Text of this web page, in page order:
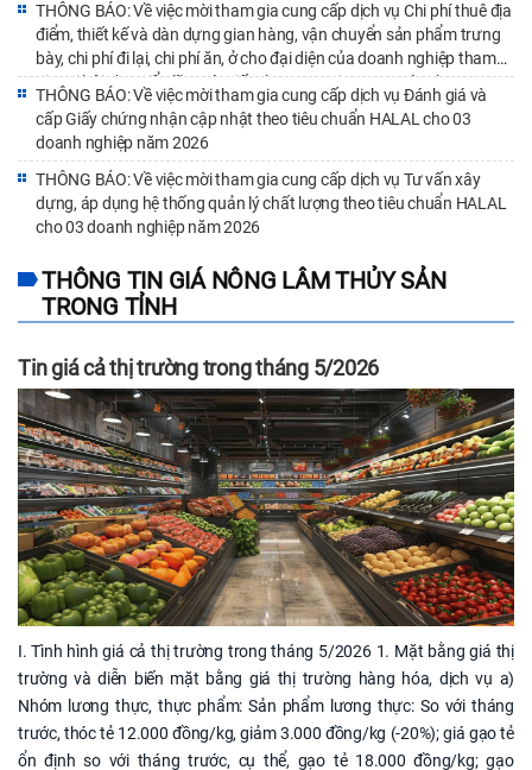
cập nhật Thông báo và dự thảo thông báo nêu trên, các cơ sở có ý
kiến đối với nội dung liên quan gửi về Chi cục Chất lượng, Chế biến và
Phát triển thị trường và gửi file mềm theo email: lediepqlcl@gmail.com
hoặc zalo: 0914665965 để hướng dẫn và tổng hợp gửi Văn phòng SPS
Việt Nam theo quy định. Kèm theo Thông báo 200 SPS thang 01-
THÔNG BÁO: Về việc mời tham gia cung cấp dịch vụ Chi phí thuê địa
điểm, thiết kế và dàn dựng gian hàng, vận chuyển sản phẩm trưng
bày, chi phí đi lại, chi phí ăn, ở cho đại diện của doanh nghiệp tham
gia tại hội chợ triển lãm xúc tiến thương mại trong nước cho 05
doanh nghiệp năm 2026
THÔNG BÁO: Về việc mời tham gia cung cấp dịch vụ Đánh giá và
cấp Giấy chứng nhận cập nhật theo tiêu chuẩn HALAL cho 03
doanh nghiệp năm 2026
THÔNG BÁO: Về việc mời tham gia cung cấp dịch vụ Tư vấn xây
dựng, áp dụng hệ thống quản lý chất lượng theo tiêu chuẩn HALAL
cho 03 doanh nghiệp năm 2026
THÔNG TIN GIÁ NÔNG LÂM THỦY SẢN
TRONG TỈNH
Tin giá cả thị trường trong tháng 5/2026
I. Tình hình giá cả thị trường trong tháng 5/2026 1. Mặt bằng giá thị trường và diễn biến mặt bằng giá thị trường hàng hóa, dịch vụ a) Nhóm lương thực, thực phẩm: Sản phẩm lương thực: So với tháng trước, thóc tẻ 12.000 đồng/kg, giảm 3.000 đồng/kg (-20%); giá gạo tẻ ổn định so với tháng trước, cụ thể, gạo tẻ 18.000 đồng/kg; gạo OM5451 20.000 đồng/kg; gạo đài thơm 8 22.000 đồng/kg; ST25 33.500 đồng/kg. Sản phẩm rau, củ, quả: So với tháng trước, một số mặt hàng có sự biến động, cà chua 40.000 đồng/kg, tăng 12.500 đồng/kg (45%); các mặt hàng rau, củ quả khác cơ bản ổn định, cụ thể: bắp cải trắng 20.000 đồng/kg; cải xanh 20.000 đồng/kg; bí xanh 21.000 đồng/kg. Sản phẩm giò lụa (loại 1kg) 170.000 đồng/kg, giảm 10.000 đồng/kg (-6%). Sản phẩm chăn nuôi: giá tôm thẻ chân trắng 135.000 đồng/kg, giảm 35.000 đồng/kg (-21%); giá thịt lợn hơi 66.500 đồng/kg, giảm 3.500 đồng/kg (-5%); các sản phẩm chăn nuôi khác có giá ổn định so với tháng trước, cụ thể: thịt lợn nạc thăn 120.000 đồng/kg; thịt bò bắp 292.500 đồng/kg; giá thịt gà công nghiệp 86.250 đồng/kg. b) Nhóm vật tư nông nghiệp: Giá phân bón ổn định so với tháng trước, cụ thể: phân đạm 18.000 đồng/kg; phân DAP 26.500 đồng/kg; phân NPK 17.000 đồng/kg. Giá thức ăn chăn nuôi tăng so với tháng trước, cụ thể: thức ăn hỗn hợp hoàn chỉnh cho lợn thịt 342.500 đồng/kg, tăng 5.000 đồng/kg (1%); thức ăn hỗn hợp hoàn chỉnh cho gà thịt 310.000 đồng/kg, tăng 5.000 đồng/kg (2%); thức ăn hỗn hợp hoàn chỉnh cho gà đẻ trứng 302.500 đồng/kg, tăng 5.000 đồng/kg (2%); thức ăn hỗn hợp hoàn chỉnh cho vịt thịt 285.000 đồng/kg, tăng 5.000 đồng/kg (2%). Nguyên liệu thức ăn chăn nuôi tăng so với tháng trước, cụ thể: ngô hạt 11.000 đồng/kg, tăng 500 đồng/kg (5%); cám gạo 9.500 đồng/kg, tăng 1.000 đồng/kg (12%); lúa mì 10.000 đồng/kg, tăng 1.000 đồng/kg (11%). Giá thức ăn thủy sản ổn định so với tháng trước. 2. Nguyên nhân biến động mặt bằng giá thị trường, giá hàng hóa, dịch vụ Trong tháng, mặt bằng giá thị trường một số hàng hóa thuộc lĩnh vực nông nghiệp trên địa bàn tỉnh có xu hướng biến động cục bộ, chủ yếu do tác động của yếu tố mùa vụ, cung – cầu thị trường và chi phí đầu vào sản xuất. Nhóm lương thực ổn định: giá gạo cơ bản ổn định nhờ nguồn cung dồi dào; riêng giá thóc tẻ giảm mạnh do đang vào thời điểm thu hoạch, nguồn cung tăng. Đối với nhóm rau, củ, quả: một số mặt hàng cơ bản ổn định; riêng giá cà chua tăng mạnh do giảm sản lượng cục bộ và nhu cầu tiêu thụ tăng. Giá sản phẩm chăn nuôi và thủy sản giảm: giá tôm thẻ chân trắng và thịt lợn hơi giảm do thị trường tiêu thụ chậm, hoạt động thu mua giảm. Chi phí đầu vào chăn nuôi tăng: giá thức ăn chăn nuôi và nguyên liệu thức ăn chăn nuôi tăng do giá nguyên liệu đầu vào và chi phí vận chuyển tăng, tác động trực tiếp đến chi phí sản xuất chăn nuôi. Nhìn chung, thị trường cơ bản ổn định, không phát sinh biến động bất thường; góp phần ổn định hoạt động sản xuất nông nghiệp trên địa bàn tỉnh (Chi tiết theo biểu gửi kèm). II. Diễn biến giá thị trường của một số hàng hóa, dịch vụ thiết yếu Trong tháng, giá một số hàng hóa thiết yếu trên địa bàn tỉnh có biến động theo xu hướng tăng, giảm cục bộ ở một số mặt hàng, cụ thể như sau: 1. Nhóm lương thực, thực phẩm a) Lúa gạo: Giá thóc tẻ giảm 20% so với tháng trước; giá các mặt hàng gạo cơ bản ổn định. Nguyên nhân: nguồn cung tăng do bước vào thời điểm thu hoạch; nhu cầu tiêu dùng ổn định. Tác động: góp phần ổn định chi tiêu lương thực của người dân và hỗ trợ kiểm soát mặt bằng giá. b) Rau, củ, quả: Giá một số mặt hàng rau, củ, quả biến động cục bộ; trong đó giá cà chua tăng mạnh 45%, các mặt hàng khác cơ bản ổn định. Nguyên nhân: giảm sản lượng cục bộ do ảnh hưởng thời tiết và yếu tố mùa vụ; nhu cầu tiêu thụ tăng tại một số thời điểm. Tác động: làm tăng chi phí tiêu dùng đối với một số mặt hàng thực phẩm tươi sống, tuy nhiên không ảnh hưởng lớn đến mặt bằng giá chung. c) Sản phẩm chăn nuôi: Giá thịt lợn hơi giảm 5%; các sản phẩm chăn nuôi khác cơ bản ổn định. Nguyên nhân: nguồn cung đảm bảo; nhu cầu tiêu dùng không tăng; thị trường tiêu thụ chậm. Tác động: góp phần giảm áp lực tăng giá thực phẩm và hỗ trợ ổn định thị trường tiêu dùng. d) Thủy sản: Giá tôm thẻ chân trắng giảm mạnh 21%; các mặt hàng thủy sản khác ổn định. Nguyên nhân: thị trường tiêu thụ chậm; hoạt động thu mua giảm; nguồn cung tương đối dồi dào. Tác động: ảnh hưởng đến hiệu quả sản xuất và thu nhập của các hộ nuôi thủy sản. 2. Nhóm vật tư nông nghiệp a) Phân bón: giá phân bón ổn định so với tháng trước. Nguyên nhân: nguồn cung trong nước và nhập khẩu đảm bảo; thị trường không có biến động lớn về nhu cầu. Tác động: góp phần ổn định chi phí đầu vào cho hoạt động sản xuất nông nghiệp. b) Thức ăn chăn nuôi và nguyên liệu: giá thức ăn chăn nuôi và nguyên liệu tăng từ 1–12% so với tháng trước. Nguyên nhân: giá nguyên liệu đầu vào và chi phí vận chuyển tăng; nhu cầu phục vụ chăn nuôi duy trì ổn định. Tác động: làm tăng chi phí sản xuất chăn nuôi, có thể ảnh hưởng đến giá thành sản phẩm chăn nuôi trong thời gian tới. STT Mã hàng hóa Tên hàng hóa, dịch vụ Đơn vị tính Giá phổ biến kỳ báo cáo Giá bình quân kỳ trước Giá bình quân kỳ này Mức tăng (giảm) giá bình quân Tỷ lệ tăng (giảm) giá bình quân (%) I. 1 LƯƠNG THỰC, THỰC PHẨM 1 01.001 Thóc tẻ đồng/kg 15.000 15.000 12.000 -3.000 -20% 2 01.002 Gạo tẻ đồng/kg 18.000 18.000 18.000 0 0% - Đài thơm 8 đồng/kg 20.000-24.000 22.000 22.000 0 0% - ST25 đồng/kg 30.000-37.000 33.500 33.500 0 0% - OM 5451 đồng/kg 20.000 20.000 20.000 0 0% 3 01.003 Thịt lợn hơi (Thịt heo hơi) đồng/kg 65.000-68.000 70.000 66.500 -3.500 -5% 4 01.004 Thịt lợn nạc thăn (Thịt heo nạc thăn) đồng/kg 110.000-130.000 120.000 120.000 0 0% 5 01.005 Thịt bò thăn đồng/kg 275.000-280.000 277.500 277.500 0 0% 6 01.006 Thịt bò bắp đồng/kg 265.000-320.000 292.500 292.500 0 0% 7 01.007 Gà ta đồng/kg 100.000-140.000 120.000